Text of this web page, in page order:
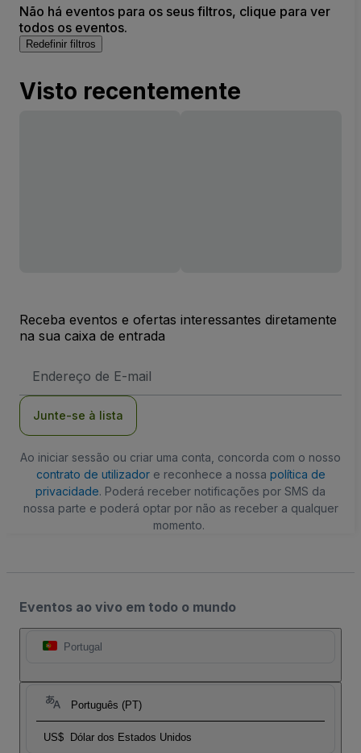
Não há eventos para os seus filtros, clique para ver
todos os eventos.
Redefinir filtros
Visto recentemente
Receba eventos e ofertas interessantes diretamente
na sua caixa de entrada
de
Junte-se à lista
Ao iniciar sessão ou criar uma conta, concorda com o nosso
contrato de utilizadore reconhece a nossa política de
privacidade. Poderá receber notificações por SMS da
nossa parte e poderá optar por não as receber a qualquer
momento.
Eventos ao vivo em todo o mundo
Portugal
Português (PT)
US$ Dólar dos Estados Unidos